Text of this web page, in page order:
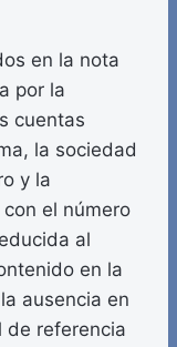
en la nota
por la
cuentas
la sociedad
y la
el número
al
en la
ausencia en
de referencia